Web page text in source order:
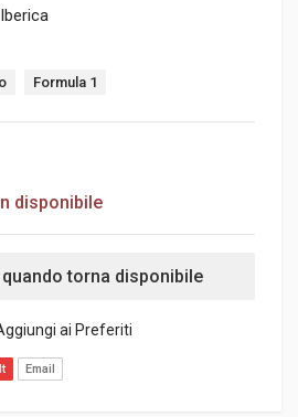
Formula 1
disponibile
torna disponibile
ai Preferiti
Email